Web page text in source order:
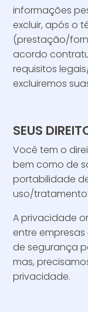
informações
excluir, após o
(prestação/
acordo
requisitos
excluiremos
SEUS
Você tem o
bem como de
portabilidade
uso/tratamento
A privacidade
entre
de segurança
mas,
privacidade.